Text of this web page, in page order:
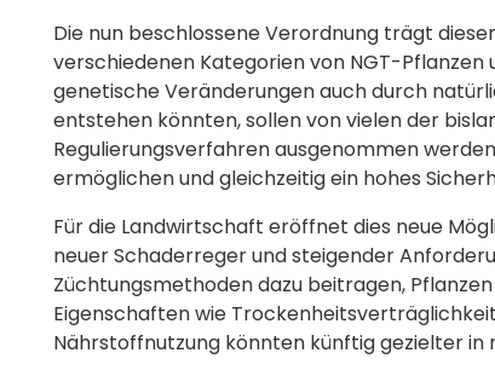
Die nun beschlossene Verordnung trägt
verschiedenen Kategorien von NGT-Pflanzen
genetische Veränderungen auch durch
entstehen könnten, sollen von vielen der
Regulierungsverfahren ausgenommen
ermöglichen und gleichzeitig ein hohes
Für die Landwirtschaft eröffnet dies neue
neuer Schaderreger und steigender
Züchtungsmethoden dazu beitragen,
Eigenschaften wie
Nährstoffnutzung könnten künftig gezielter